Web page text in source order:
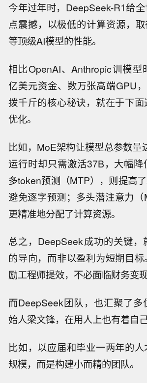
今年过年时，DeepSeek-R1给
点震撼，以极低的计算资源，
等顶级AI模型的性能。
相比OpenAI、Anthropic训模型
亿美元资金、数万张高端GPU
拨千斤的核心秘诀，就在于下
优化。
比如，MoE架构让模型总参数量
运行时却只需激活37B，大幅降
多token预测（MTP），则提高了
避免逐字预测；多头潜注意力
更精准地分配了计算资源。
总之，DeepSeek成功的关键
的导向，而非以盈利为短期目
励工程师提效，不必面临财务变现
而DeepSeek团队，也汇聚了多
始人梁文锋，在用人上也有着自
比如，以应届和毕业一两年的
规模，而是构建小而精的团队。